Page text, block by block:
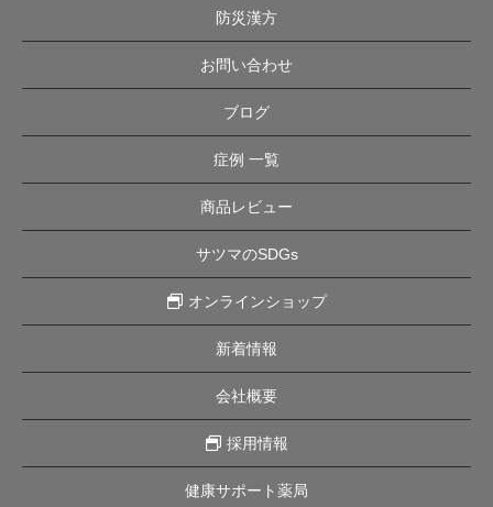
防災漢方
お問い合わせ
ブログ
症例 一覧
商品レビュー
サツマのSDGs
オンラインショップ
新着情報
会社概要
採用情報
健康サポート薬局